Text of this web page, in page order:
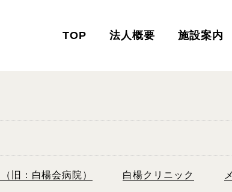
TOP 法人概要 施設案内
旧：白楊会病院） 白楊クリニック